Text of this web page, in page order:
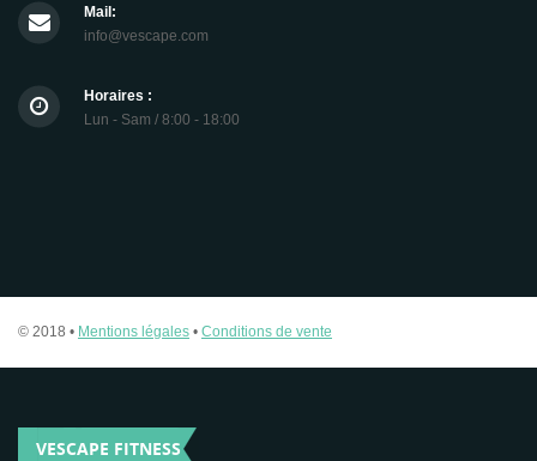
Mail:
info@vescape.com
Horaires :
Lun - Sam / 8:00 - 18:00
© 2018 • Mentions légales • Conditions de vente
VESCAPE FITNESS